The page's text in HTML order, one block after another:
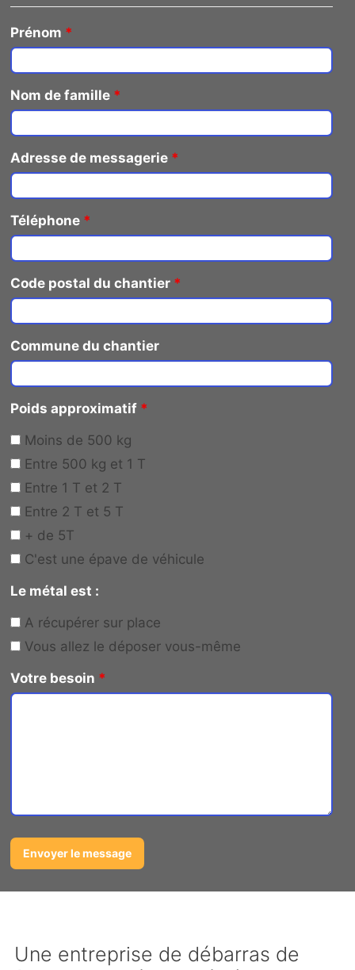
Prénom *
Nom de famille *
Adresse de messagerie *
Téléphone *
Code postal du chantier *
Commune du chantier
Poids approximatif *
Moins de 500 kg
Entre 500 kg et 1 T
Entre 1 T et 2 T
Entre 2 T et 5 T
+ de 5T
C'est une épave de véhicule
Le métal est :
A récupérer sur place
Vous allez le déposer vous-même
Votre besoin *
Une entreprise de débarras de